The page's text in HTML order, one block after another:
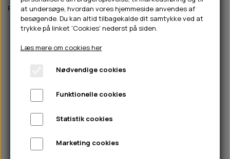
TIL HUND
💧FODER- VANDSKÅLE
CHICOPEE
GODBIDSTASKE
HALSBÅND
🦴 GODBIDDER & SNACKS
🍖 SMAGSVARIANTER
🎾 LEGETØJ
TÆNDER, ØRE, ØJE, POTER & NÆSE
🐾 UDSTYR & KOMFORT
TIL HUNDEEJER
DRIKKEFLASKER/TERMOFLASKER
HUER OG VANTER
PINEWOOD SALES
TIL KAT
TILBUD
NYHEDER
ABONNEMENT
Forside Til Katte Tørfoder Chicopee Cat - Urinary 8kg.
at undersøge, hvordan vores hjemmeside anvendes af
besøgende. Du kan altid tilbagekalde dit samtykke ved at
trykke på linket 'Cookies' nederst på siden.
Læs mere om cookies her
Nødvendige cookies
Funktionelle cookies
Statistik cookies
Marketing cookies